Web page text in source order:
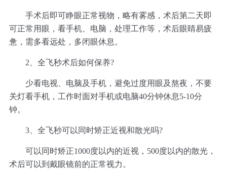
手术后即可睁眼正常视物，略有雾感，术后第二天即
可正常用眼，看手机、电脑，处理工作等，术后眼睛易疲
惫，需多看远处，多闭眼休息。
2、全飞秒术后如何保养?
少看电视、电脑及手机，避免过度用眼及熬夜，不要
关灯看手机，工作时面对手机或电脑40分钟休息5-10分
钟。
3、全飞秒可以同时矫正近视和散光吗?
可以同时矫正1000度以内的近视，500度以内的散光，
术后可以到戴眼镜前的正常视力。